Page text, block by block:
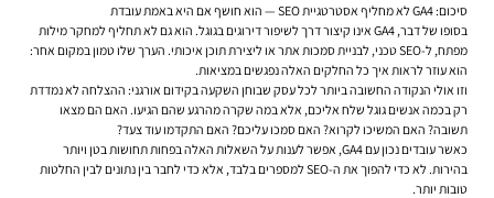
סיכום: GA4 לא מחליף אסטרטגיית SEO — הוא חושף אם היא באמת עובדת
בסופו של דבר, GA4 אינו קיצור דרך לשיפור דירוגים בגוגל. הוא גם לא תחליף למחקר מילות
מפתח, ל-SEO טכני, לבניית סמכות אתר או ליצירת תוכן איכותי. הערך שלו טמון במקום אחר:
הוא עוזר לראות איך כל החלקים האלה נפגשים במציאות.
וזו אולי הנקודה החשובה ביותר לכל עסק שבוחן השקעה בקידום אורגני: ההצלחה לא נמדדת
רק בכמה אנשים גוגל שלח אליכם, אלא במה שקרה מהרגע שהם הגיעו. האם הם מצאו
תשובה? האם המשיכו לקרוא? האם סמכו עליכם? האם התקדמו עוד צעד?
כאשר עובדים נכון עם GA4, אפשר לענות על השאלות האלה בפחות תחושות בטן ויותר
בהירות. לא כדי להפוך את ה-SEO למספרים בלבד, אלא כדי לחבר בין נתונים לבין החלטות
טובות יותר.